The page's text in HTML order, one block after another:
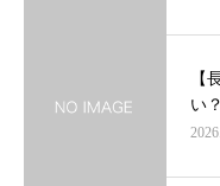
【
い